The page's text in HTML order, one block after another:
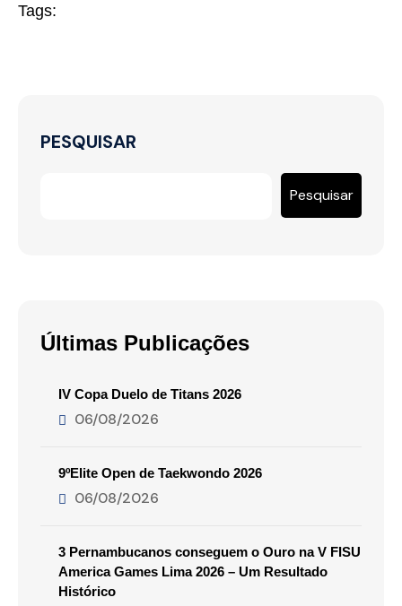
Tags:
PESQUISAR
Pesquisar
Últimas Publicações
IV Copa Duelo de Titans 2026
06/08/2026
9ºElite Open de Taekwondo 2026
06/08/2026
3 Pernambucanos conseguem o Ouro na V FISU
America Games Lima 2026 – Um Resultado
Histórico